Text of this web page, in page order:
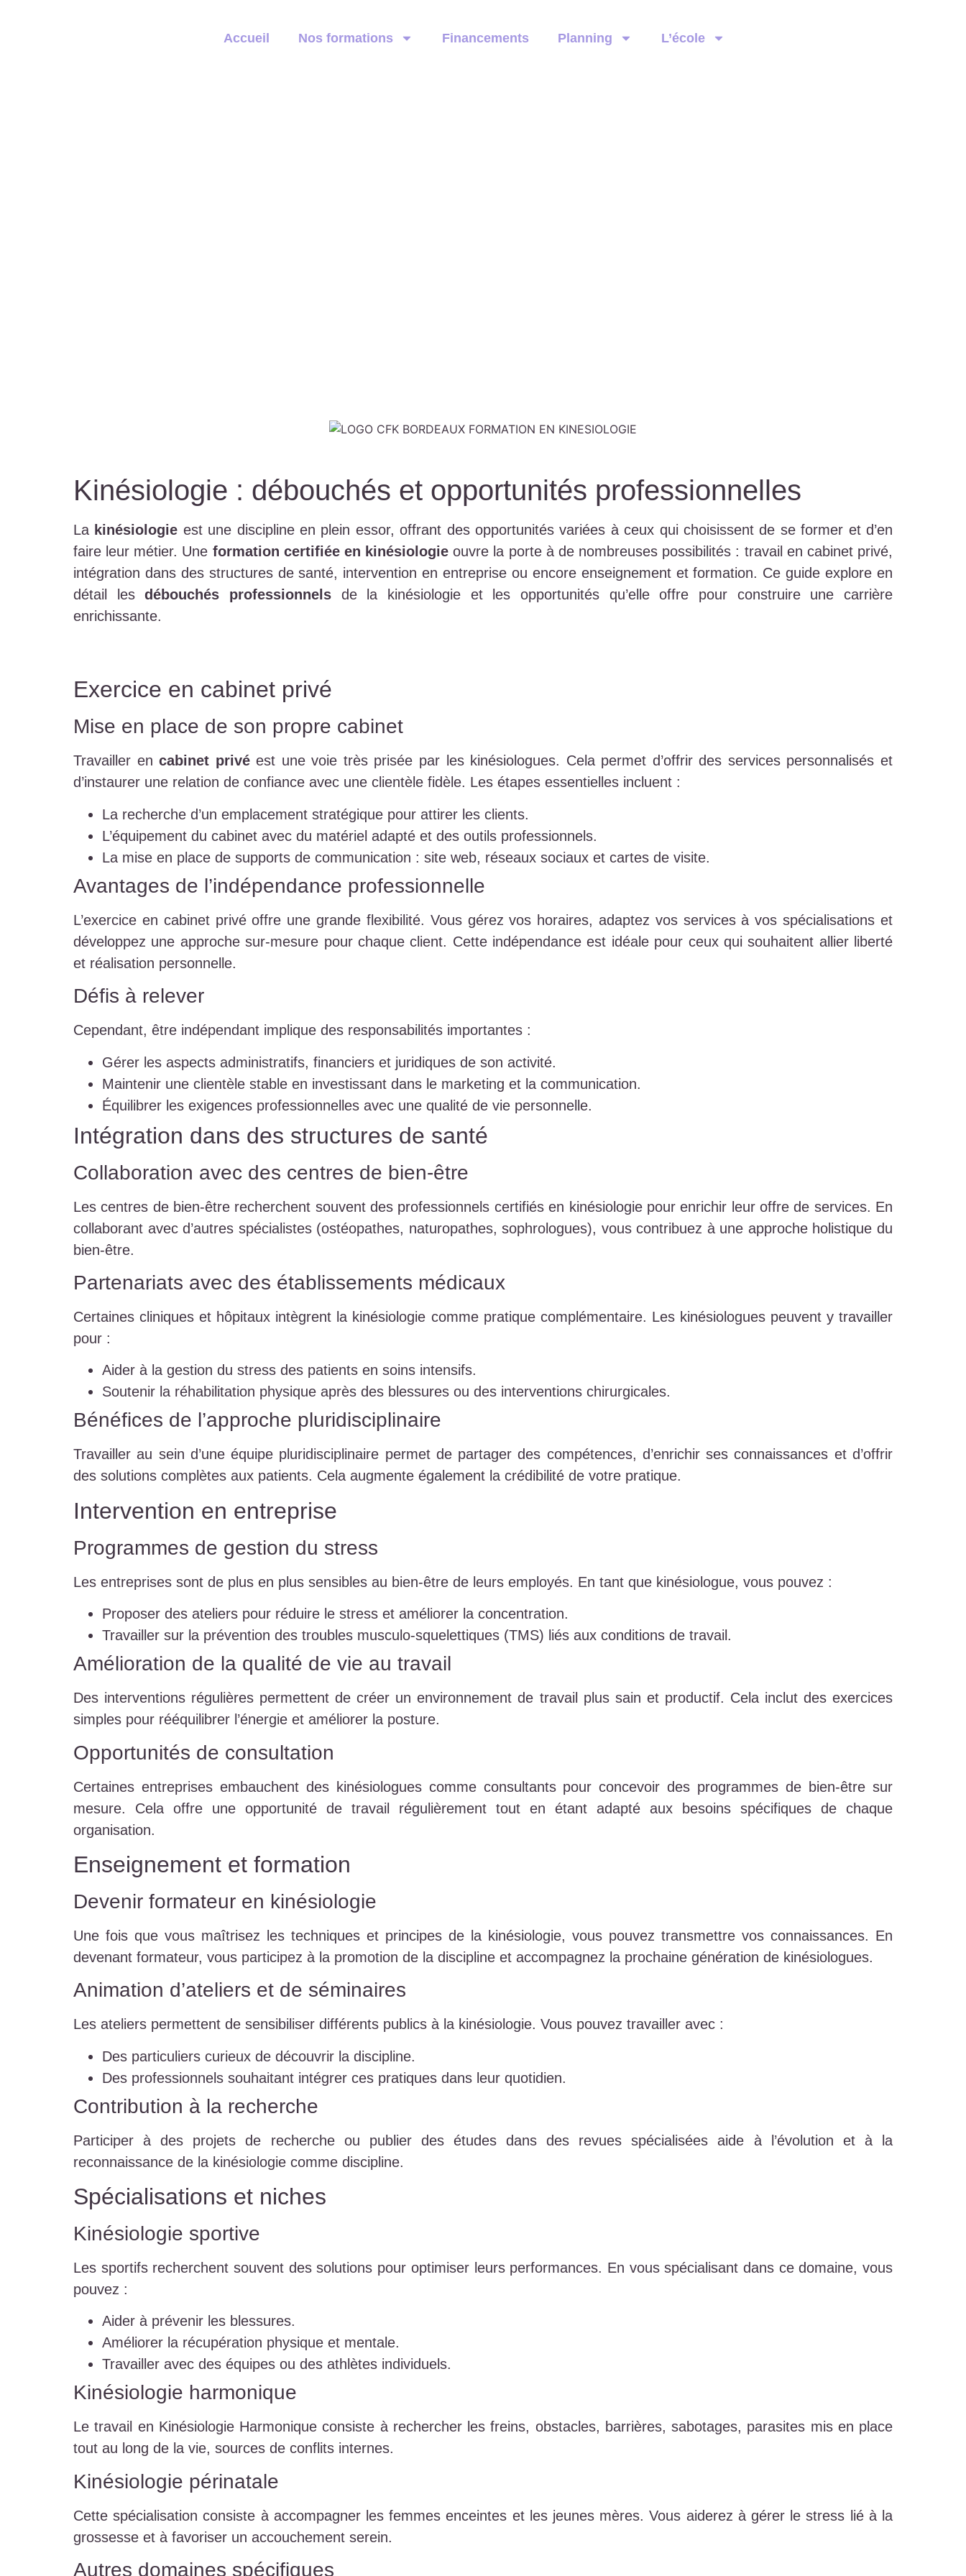
Accueil Nos formations Financements Planning L’école
Kinésiologie : débouchés et opportunités professionnelles
La kinésiologie est une discipline en plein essor, offrant des opportunités variées à ceux qui choisissent de se former et d’en
faire leur métier. Une formation certifiée en kinésiologie ouvre la porte à de nombreuses possibilités : travail en cabinet privé,
intégration dans des structures de santé, intervention en entreprise ou encore enseignement et formation. Ce guide explore en
détail lesdébouchés professionnels de la kinésiologie et les opportunités qu’elle offre pour construire une carrière
enrichissante.
Exercice en cabinet privé
Mise en place de son propre cabinet
Travailler encabinet privéest une voie très prisée par les kinésiologues. Cela permet d’offrir des services personnalisés et
d’instaurer une relation de confiance avec une clientèle fidèle. Les étapes essentielles incluent :
La recherche d’un emplacement stratégique pour attirer les clients.
L’équipement du cabinet avec du matériel adapté et des outils professionnels.
La mise en place de supports de communication : site web, réseaux sociaux et cartes de visite.
Avantages de l’indépendance professionnelle
L’exercice en cabinet privé offre une grande flexibilité. Vous gérez vos horaires, adaptez vos services à vos spécialisations et
développez une approche sur-mesure pour chaque client. Cette indépendance est idéale pour ceux qui souhaitent allier liberté
et réalisation personnelle.
Défis à relever
Cependant, être indépendant implique des responsabilités importantes :
Gérer les aspects administratifs, financiers et juridiques de son activité.
Maintenir une clientèle stable en investissant dans le marketing et la communication.
Équilibrer les exigences professionnelles avec une qualité de vie personnelle.
Intégration dans des structures de santé
Collaboration avec des centres de bien-être
Les centres de bien-être recherchent souvent des professionnels certifiés en kinésiologie pour enrichir leur offre de services. En
collaborant avec d’autres spécialistes (ostéopathes, naturopathes, sophrologues), vous contribuez à une approche holistique du
bien-être.
Partenariats avec des établissements médicaux
Certaines cliniques et hôpitaux intègrent la kinésiologie comme pratique complémentaire. Les kinésiologues peuvent y travailler
pour :
Aider à la gestion du stress des patients en soins intensifs.
Soutenir la réhabilitation physique après des blessures ou des interventions chirurgicales.
Bénéfices de l’approche pluridisciplinaire
Travailler au sein d’une équipe pluridisciplinaire permet de partager des compétences, d’enrichir ses connaissances et d’offrir
des solutions complètes aux patients. Cela augmente également la crédibilité de votre pratique.
Intervention en entreprise
Programmes de gestion du stress
Les entreprises sont de plus en plus sensibles au bien-être de leurs employés. En tant que kinésiologue, vous pouvez :
Proposer des ateliers pour réduire le stress et améliorer la concentration.
Travailler sur la prévention des troubles musculo-squelettiques (TMS) liés aux conditions de travail.
Amélioration de la qualité de vie au travail
Des interventions régulières permettent de créer un environnement de travail plus sain et productif. Cela inclut des exercices
simples pour rééquilibrer l’énergie et améliorer la posture.
Opportunités de consultation
Certaines entreprises embauchent des kinésiologues comme consultants pour concevoir des programmes de bien-être sur
mesure. Cela offre une opportunité de travail régulièrement tout en étant adapté aux besoins spécifiques de chaque
organisation.
Enseignement et formation
Devenir formateur en kinésiologie
Une fois que vous maîtrisez les techniques et principes de la kinésiologie, vous pouvez transmettre vos connaissances. En
devenant formateur, vous participez à la promotion de la discipline et accompagnez la prochaine génération de kinésiologues.
Animation d’ateliers et de séminaires
Les ateliers permettent de sensibiliser différents publics à la kinésiologie. Vous pouvez travailler avec :
Des particuliers curieux de découvrir la discipline.
Des professionnels souhaitant intégrer ces pratiques dans leur quotidien.
Contribution à la recherche
Participer à des projets de recherche ou publier des études dans des revues spécialisées aide à l’évolution et à la
reconnaissance de la kinésiologie comme discipline.
Spécialisations et niches
Kinésiologie sportive
Les sportifs recherchent souvent des solutions pour optimiser leurs performances. En vous spécialisant dans ce domaine, vous
pouvez :
Aider à prévenir les blessures.
Améliorer la récupération physique et mentale.
Travailler avec des équipes ou des athlètes individuels.
Kinésiologie harmonique
Le travail en Kinésiologie Harmonique consiste à rechercher les freins, obstacles, barrières, sabotages, parasites mis en place
tout au long de la vie, sources de conflits internes.
Kinésiologie périnatale
Cette spécialisation consiste à accompagner les femmes enceintes et les jeunes mères. Vous aiderez à gérer le stress lié à la
grossesse et à favoriser un accouchement serein.
Autres domaines spécifiques